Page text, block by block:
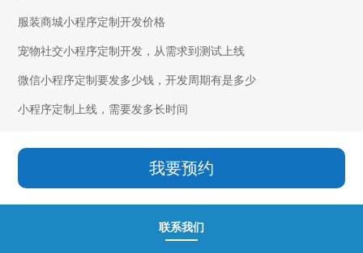
服装商城小程序定制开发价格
宠物社交小程序定制开发，从需求到测试上线
微信小程序定制要发多少钱，开发周期有是多少
小程序定制上线，需要发多长时间
我要预约
联系我们